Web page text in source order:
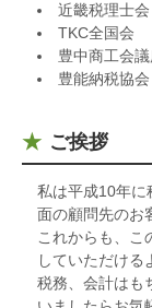
近畿税理士会
TKC全国会
豊中商工会
豊能納税協会
ご挨拶
私は平成10年に
面の顧問先のお
これからも、こ
していただける
税務、会計はも